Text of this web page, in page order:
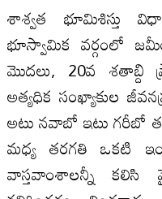
శాశ్వత భూమిశిస్తు
భూస్వామిక వర్గంలో
మొదలు, 20వ శతాబ్ది
అత్యధిక సంఖ్యాకుల
అటు నవాబో ఇటు గరీబో
మధ్య తరగతి ఒకటి
వాస్తవాంశాలన్నీ కలిసి